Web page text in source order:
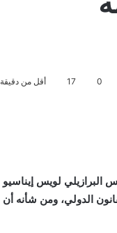
0
17 أقل من دقيقة
البرازيلي لويس إيناسيو
الدولي، ومن شأنه أن